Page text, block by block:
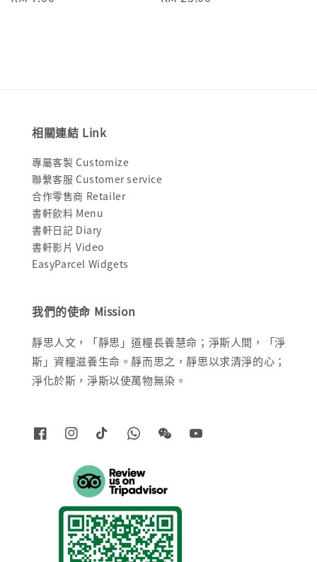
相關連結 Link
專屬客製 Customize
聯繫客服 Customer service
合作零售商 Retailer
書軒飲料 Menu
書軒日記 Diary
書軒影片 Video
EasyParcel Widgets
我們的使命 Mission
靜思人文，「靜思」道糧長養慧命；淨斯人間，「淨
斯」資糧滋養生命。靜而思之，靜思以求清淨的心；
淨化於斯，淨斯以使萬物無染。